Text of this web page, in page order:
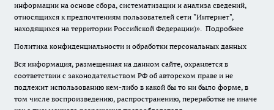
информации на основе сбора, систематизации и анализа сведений,
относящихся к предпочтениям пользователей сети "Интернет",
находящихся на территории Российской Федерации)». Подробнее
Политика конфиденциальности и обработки персональных данных
Вся информация, размещенная на данном сайте, охраняется в
соответствии с законодательством РФ об авторском праве и не
подлежит использованию кем-либо в какой бы то ни было форме, в
том числе воспроизведению, распространению, переработке не иначе